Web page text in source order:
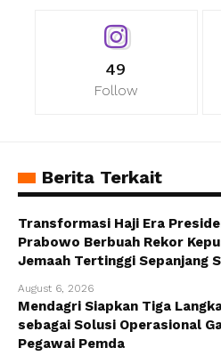
49
Follow
Berita Terkait
Transformasi Haji Era
Prabowo Berbuah Rekor
Jemaah Tertinggi Sepanjang
August 6, 2026
Mendagri Siapkan Tiga
sebagai Solusi Operasional
Pegawai Pemda